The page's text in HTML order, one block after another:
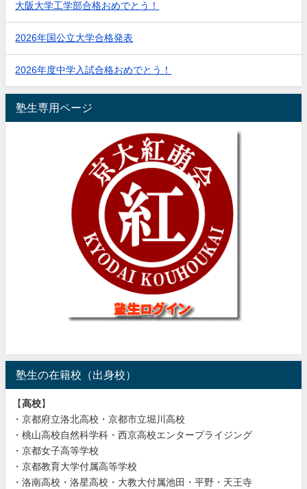
大阪大学工学部合格おめでとう！
2026年国公立大学合格発表
2026年度中学入試合格おめでとう！
塾生専用ページ
塾生の在籍校（出身校）
【高校】
・京都府立洛北高校・京都市立堀川高校
・桃山高校自然科学科・西京高校エンタープライジング
・京都女子高等学校
・京都教育大学付属高等学校
・洛南高校・洛星高校・大教大付属池田・平野・天王寺